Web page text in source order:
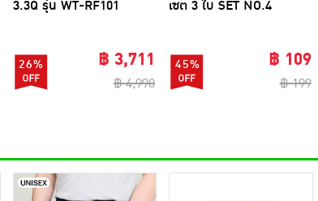
3.3Q รุ่น WT-RF101
26% ฿ 3,711
฿ 4,990
เซต 3 ใบ SET NO.4
45% ฿ 109
฿ 199